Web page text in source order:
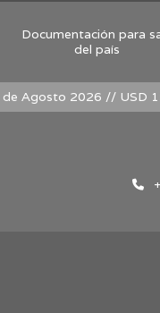
Documentación para
del país
de Agosto 2026 // USD